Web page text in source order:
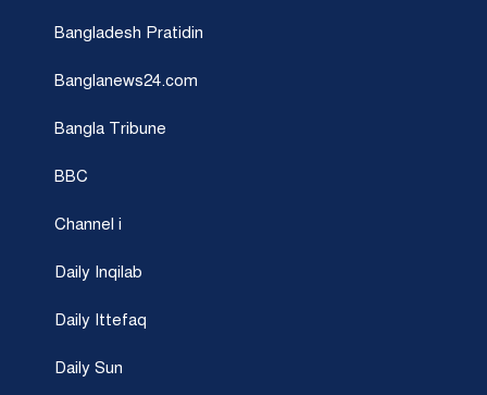
Bangladesh Pratidin
Banglanews24.com
Bangla Tribune
BBC
Channel i
Daily Inqilab
Daily Ittefaq
Daily Sun